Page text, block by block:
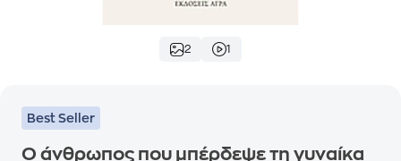
2 1
Best Seller
O άνθρωπος που μπέρδεψε τη γυναίκα